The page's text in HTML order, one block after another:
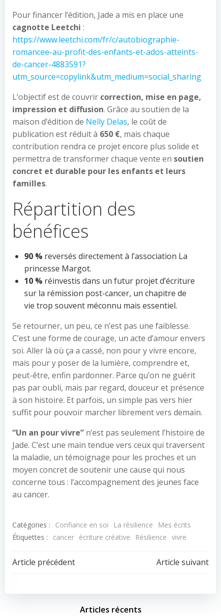
Pour financer l’édition, Jade a mis en place une
cagnotte Leetchi :
https://www.leetchi.com/fr/c/autobiographie-
romancee-au-profit-des-enfants-et-ados-atteints-
de-cancer-4883591?
utm_source=copylink&utm_medium=social_sharing
L’objectif est de couvrir correction, mise en page,
impression et diffusion. Grâce au soutien de la
maison d’édition de Nelly Delas, le coût de
publication est réduit à 650 €, mais chaque
contribution rendra ce projet encore plus solide et
permettra de transformer chaque vente en soutien
concret et durable pour les enfants et leurs
familles.
Répartition des
bénéfices
90 % reversés directement à l’association La
princesse Margot.
10 % réinvestis dans un futur projet d’écriture
sur la rémission post-cancer, un chapitre de
vie trop souvent méconnu mais essentiel.
Se retourner, un peu, ce n’est pas une faiblesse.
C’est une forme de courage, un acte d’amour envers
soi. Aller là où ça a cassé, non pour y vivre encore,
mais pour y poser de la lumière, comprendre et,
peut-être, enfin pardonner. Parce qu’on ne guérit
pas par oubli, mais par regard, douceur et présence
à son histoire. Et parfois, un simple pas vers hier
suffit pour pouvoir marcher librement vers demain.
“Un an pour vivre” n’est pas seulement l’histoire de
Jade. C’est une main tendue vers ceux qui traversent
la maladie, un témoignage pour les proches et un
moyen concret de soutenir une cause qui nous
concerne tous : l’accompagnement des jeunes face
au cancer.
Catégories : Confiance en soi La résilience
Mes écrits
Étiquettes :
cancer écriture créative Résilience vivre
Article précédent Article suivant
Articles récents